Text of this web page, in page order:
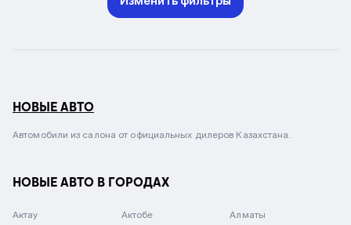
НОВЫЕ АВТО
Автомобили из салона от официальных дилеров Казахстана.
НОВЫЕ АВТО В ГОРОДАХ
Актау Актобе Алматы